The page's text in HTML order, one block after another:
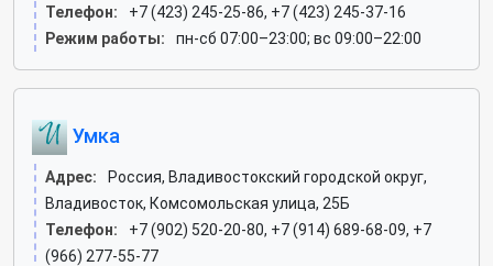
Телефон:
+7 (423) 245-25-86, +7 (423) 245-37-16
Режим работы:
пн-сб 07:00–23:00; вс 09:00–22:00
Умка
Адрес:
Россия, Владивостокский городской округ,
Владивосток, Комсомольская улица, 25Б
Телефон:
+7 (902) 520-20-80, +7 (914) 689-68-09, +7
(966) 277-55-77